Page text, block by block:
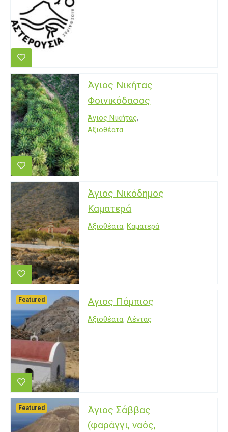
Άγιος Νικήτας
Φοινικόδασος
Άγιος Νικήτας,
Αξιοθέατα
Άγιος Νικόδημος
Καματερά
Αξιοθέατα, Καματερά
Αγιος Πόμπιος
Αξιοθέατα, Λέντας
Featured
Άγιος Σάββας
(φαράγγι, ναός,
Featured